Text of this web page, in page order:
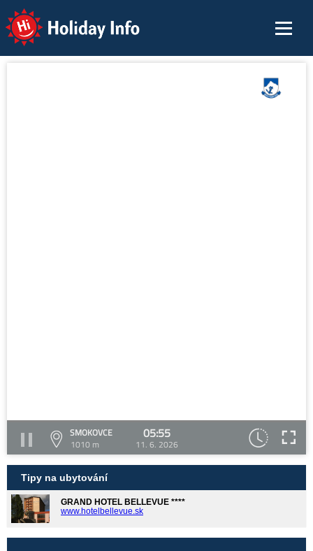
Holiday Info
SMOKOVCE
1010 m
05:55
11. 6. 2026
Tipy na ubytování
GRAND HOTEL BELLEVUE ****
www.hotelbellevue.sk